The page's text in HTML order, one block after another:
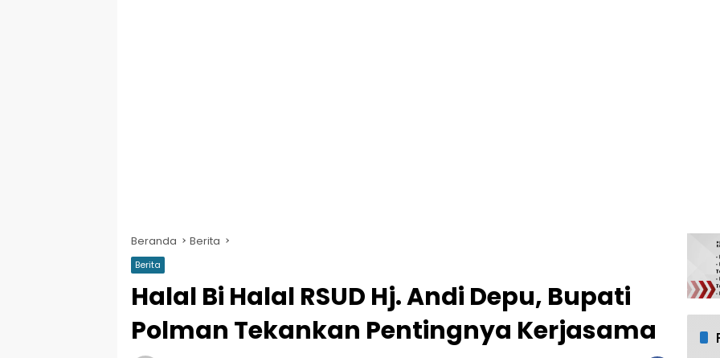
Beranda Berita
Berita
Halal Bi Halal RSUD Hj. Andi Depu, Bupati
Polman Tekankan Pentingnya Kerjasama